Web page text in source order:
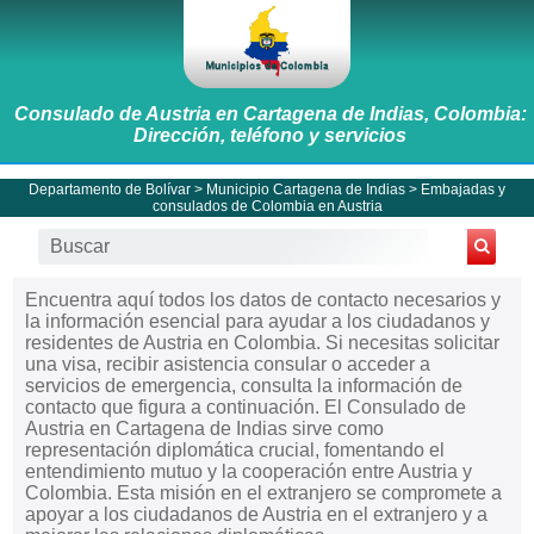
Consulado de Austria en Cartagena de Indias, Colombia:
Dirección, teléfono y servicios
Departamento de Bolívar > Municipio Cartagena de Indias > Embajadas y
consulados de Colombia en Austria
Encuentra aquí todos los datos de contacto necesarios y
la información esencial para ayudar a los ciudadanos y
residentes de Austria en Colombia. Si necesitas solicitar
una visa, recibir asistencia consular o acceder a
servicios de emergencia, consulta la información de
contacto que figura a continuación. El Consulado de
Austria en Cartagena de Indias sirve como
representación diplomática crucial, fomentando el
entendimiento mutuo y la cooperación entre Austria y
Colombia. Esta misión en el extranjero se compromete a
apoyar a los ciudadanos de Austria en el extranjero y a